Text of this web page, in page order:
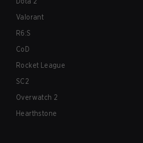
Valorant
R6:S
CoD
Rocket League
SC2
Overwatch 2
Hearthstone